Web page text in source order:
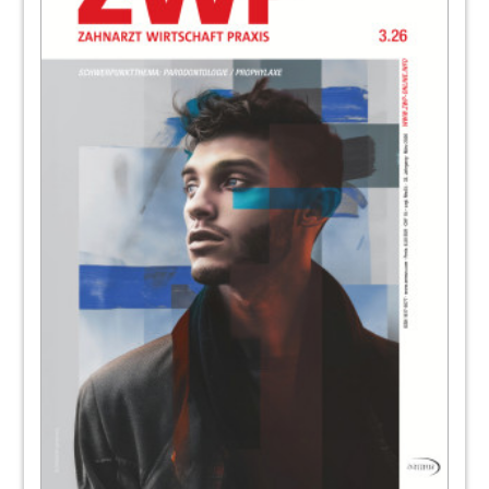
Redaktion
80Durchdachtes Fortbildungskonzept für
Mini-Implantate
Produkte
Prime Consulting GmbH
Konventionelle und Laser-
Füllungstherapie in der Praxis
Zahnärztin Jeannette Deumer, M.Sc. Lasers in
Dentistry
BRITEDENT GmbH